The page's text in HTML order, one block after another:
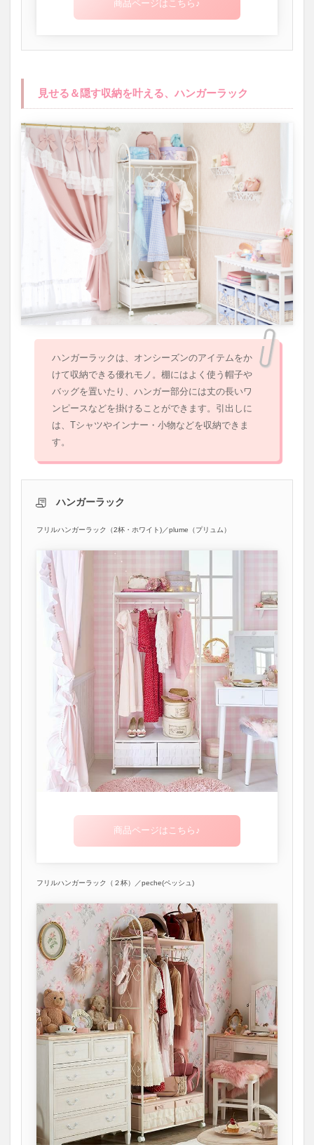
商品ページはこちら♪
見せる＆隠す収納を叶える、ハンガーラック
ハンガーラックは、オンシーズンのアイテムをか
けて収納できる優れモノ。棚にはよく使う帽子や
バッグを置いたり、ハンガー部分には丈の長いワ
ンピースなどを掛けることができます。引出しに
は、Tシャツやインナー・小物などを収納できま
す。
ハンガーラック
フリルハンガーラック（2杯・ホワイト)／plume（プリュム）
商品ページはこちら♪
フリルハンガーラック（２杯）／peche(ペッシュ)